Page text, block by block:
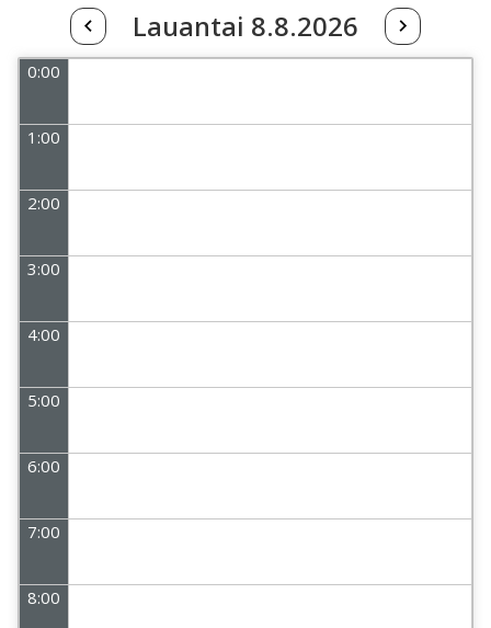
Lauantai 8.8.2026
0:00
1:00
2:00
3:00
4:00
5:00
6:00
7:00
8:00